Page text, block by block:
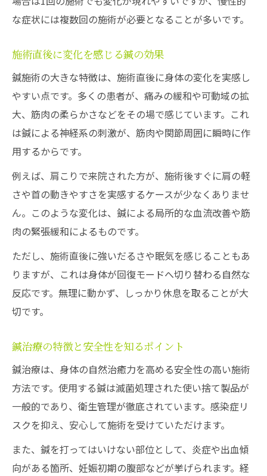
鍼治療による日常生活への影響と回復
実際に多い鍼施術の変化や口コミ傾向
短期間で楽になるための鍼活用法
鍼の即効性を引き出す受け方の工夫
短期間で変化を実感する鍼の活用術
効果が早く出る鍼の施術タイミングとは
自己管理と鍼施術の最適な組み合わせ
施術後の過ごし方で鍼の効果を最大化
信頼できる鍼選びのヒントも紹介
鍼選びで重視すべき信頼性と専門性
柔道整復師と鍼灸師の違いと選び方
安心できる鍼施術者を見極める方法
料金や施術方針で選ぶ鍼のポイント
無理な通院強要を避ける鍼院の探し方
な症状には複数回の施術が必要となることが多いです。
施術直後に変化を感じる鍼の効果
鍼施術の大きな特徴は、施術直後に身体の変化を実感し
やすい点です。多くの患者が、痛みの緩和や可動域の拡
大、筋肉の柔らかさなどをその場で感じています。これ
は鍼による神経系の刺激が、筋肉や関節周囲に瞬時に作
用するからです。
例えば、肩こりで来院された方が、施術後すぐに肩の軽
さや首の動きやすさを実感するケースが少なくありませ
ん。このような変化は、鍼による局所的な血流改善や筋
肉の緊張緩和によるものです。
ただし、施術直後に強いだるさや眠気を感じることもあ
りますが、これは身体が回復モードへ切り替わる自然な
反応です。無理に動かず、しっかり休息を取ることが大
切です。
鍼治療の特徴と安全性を知るポイント
鍼治療は、身体の自然治癒力を高める安全性の高い施術
方法です。使用する鍼は滅菌処理された使い捨て製品が
一般的であり、衛生管理が徹底されています。感染症リ
スクを抑え、安心して施術を受けていただけます。
また、鍼を打ってはいけない部位として、炎症や出血傾
向がある箇所、妊娠初期の腹部などが挙げられます。経